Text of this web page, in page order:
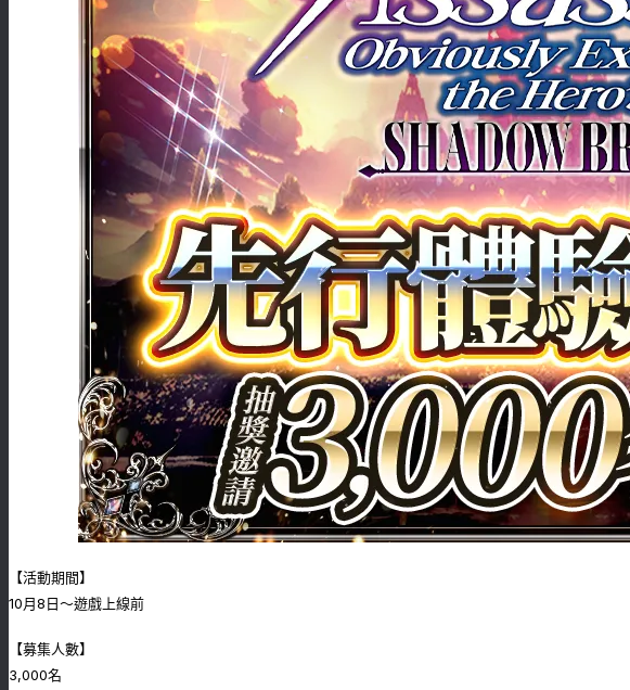
【活動期間】
10月8日～遊戲上線前
【募集人數】
3,000名